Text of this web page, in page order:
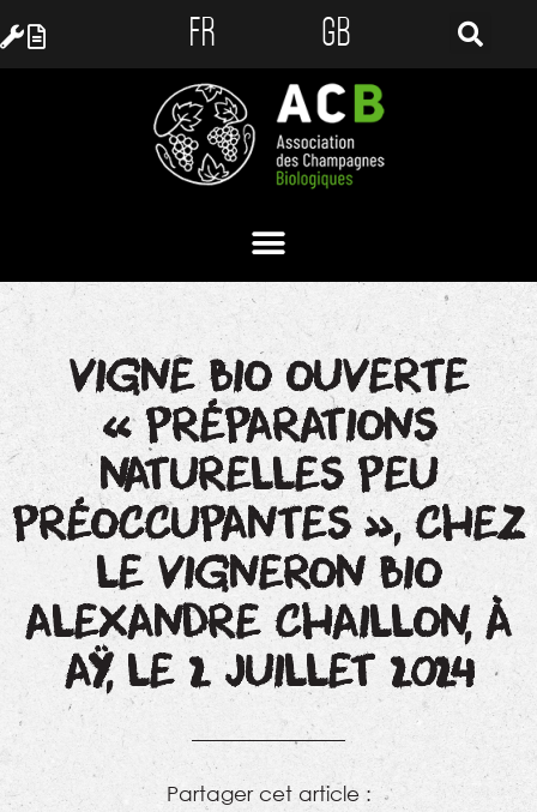
FR GB
VIGNE BIO OUVERTE
« PRÉPARATIONS
NATURELLES PEU
PRÉOCCUPANTES », CHEZ
LE VIGNERON BIO
ALEXANDRE CHAILLON, À
AŸ, LE 2 JUILLET 2024
Partager cet article :